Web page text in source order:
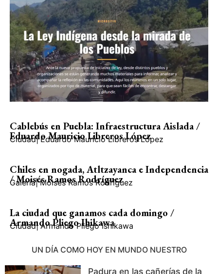
Cablebús en Puebla: Infraestructura Aislada /
Eduardo Mauricio Libreros López
Ciudad| Eduardo Mauricio Libreros López
Chiles en nogada, Atltzayanca e Independencia
/ Moisés Ramos Rodríguez
Galería| Moisés Ramos Rodríguez
La ciudad que ganamos cada domingo /
Armando Pliego Ihikawa
Ciudad| Armando Pliego Ishikawa
UN DÍA COMO HOY EN MUNDO NUESTRO
Padura en las cañerías de la